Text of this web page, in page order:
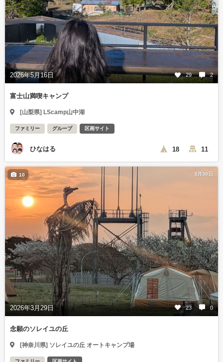
2026年5月16日 29 2
富士山満喫キャンプ
[山梨県] LScamp山中湖
ファミリー グループ 区画サイト
ひなはる 18 11
3月30日
2026年3月29日 23 0
10
念願のソレイユの丘
[神奈川県] ソレイユの丘 オートキャンプ場